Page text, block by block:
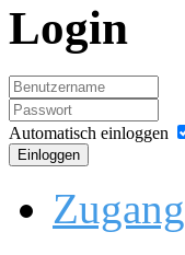
Login
Automatisch einloggen
Einloggen